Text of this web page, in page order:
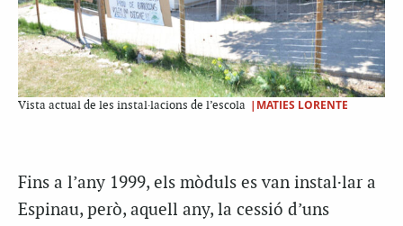
Vista actual de les instal·lacions de l’escola |MATIES LORENTE
Fins a l’any 1999, els mòduls es van instal·lar a
Espinau, però, aquell any, la cessió d’uns